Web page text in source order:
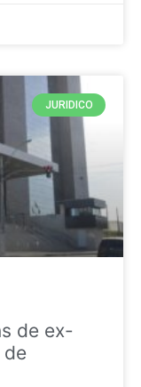
JURIDICO
de ex-